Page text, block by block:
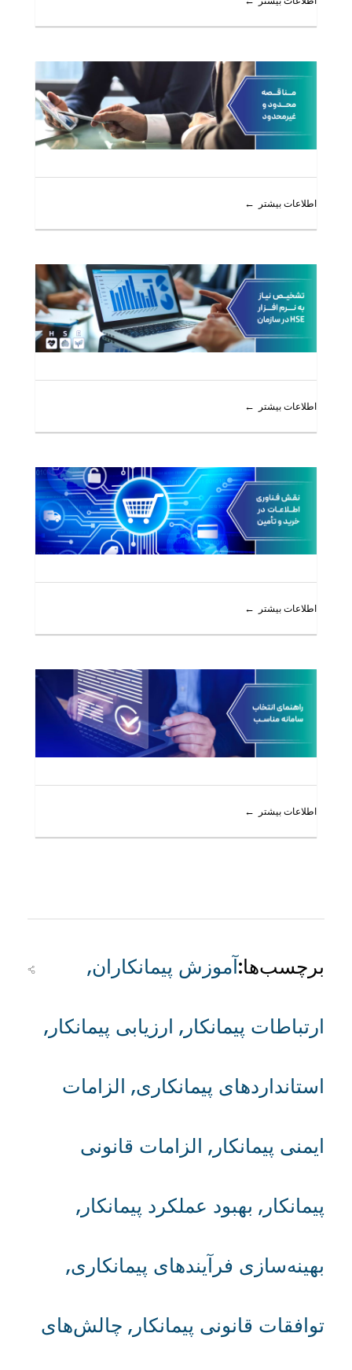
اطلاعات بیشتر
اطلاعات بیشتر
اطلاعات بیشتر
اطلاعات بیشتر
برچسب‌ها:آموزش پیمانکاران,
ارتباطات پیمانکار , ارزیابی پیمانکار ,
استانداردهای پیمانکاری, الزامات
ایمنی پیمانکار , الزامات قانونی
پیمانکار , بهبود عملکرد پیمانکار ,
بهینه‌سازی فرآیندهای پیمانکاری,
توافقات قانونی پیمانکار , چالش‌های